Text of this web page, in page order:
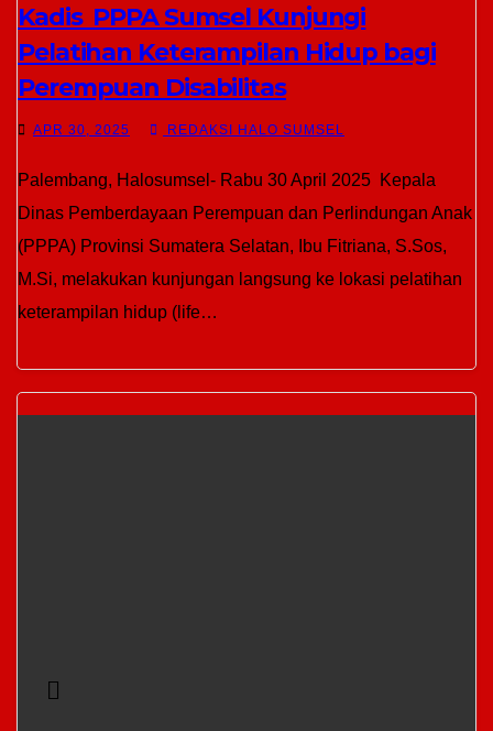
Kadis PPPA Sumsel Kunjungi
Pelatihan Keterampilan Hidup bagi
Perempuan Disabilitas
APR 30, 2025 REDAKSI HALO SUMSEL
Palembang, Halosumsel- Rabu 30 April 2025 Kepala
Dinas Pemberdayaan Perempuan dan Perlindungan Anak
(PPPA) Provinsi Sumatera Selatan, Ibu Fitriana, S.Sos,
M.Si, melakukan kunjungan langsung ke lokasi pelatihan
keterampilan hidup (life…